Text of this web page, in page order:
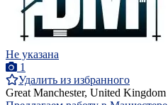
Не указана
1
Удалить из избранного
Great Manchester, United Kingdom